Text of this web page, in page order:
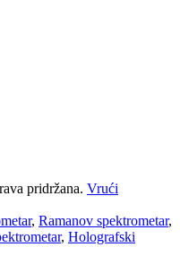
pridržana. Vrući
, Ramanov spektrometar,
, Holografski